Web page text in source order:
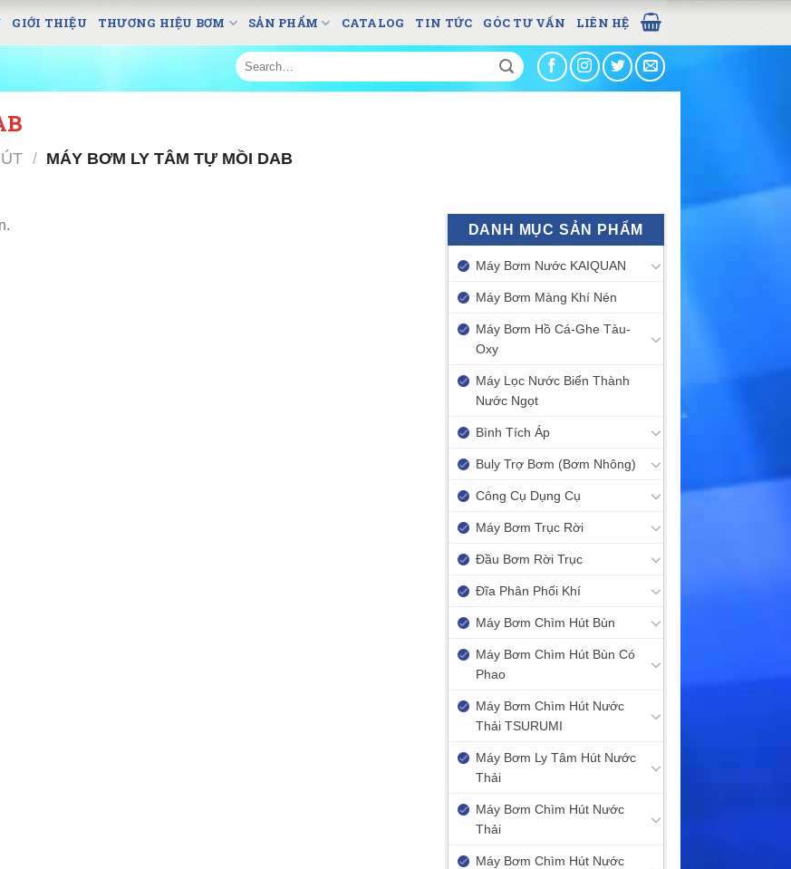
GIỚI THIỆU THƯƠNG HIỆU BƠM SẢN PHẨM CATALOG TIN TỨC GÓC TƯ VẤN LIÊN HỆ
Search
for:
/ MÁY BƠM LY TÂM TỰ MỒI DAB
DANH MỤC SẢN PHẨM
Máy Bơm Nước KAIQUAN
Máy Bơm Màng Khí Nén
Máy Bơm Hồ Cá-Ghe Tàu-
Oxy
Máy Lọc Nước Biển Thành
Nước Ngọt
Bình Tích Áp
Buly Trợ Bơm (Bơm Nhông)
Công Cụ Dụng Cụ
Máy Bơm Trục Rời
Đầu Bơm Rời Trục
Đĩa Phân Phối Khí
Máy Bơm Chìm Hút Bùn
Máy Bơm Chìm Hút Bùn Có
Phao
Máy Bơm Chìm Hút Nước
Thải TSURUMI
Máy Bơm Ly Tâm Hút Nước
Thải
Máy Bơm Chìm Hút Nước
Thải
Máy Bơm Chìm Hút Nước